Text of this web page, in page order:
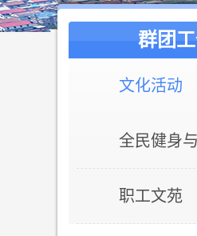
群团
文化活动
全民健身
职工文苑